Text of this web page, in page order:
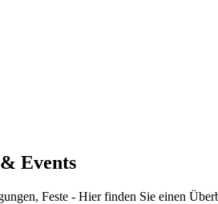
Events
Feste - Hier finden Sie einen